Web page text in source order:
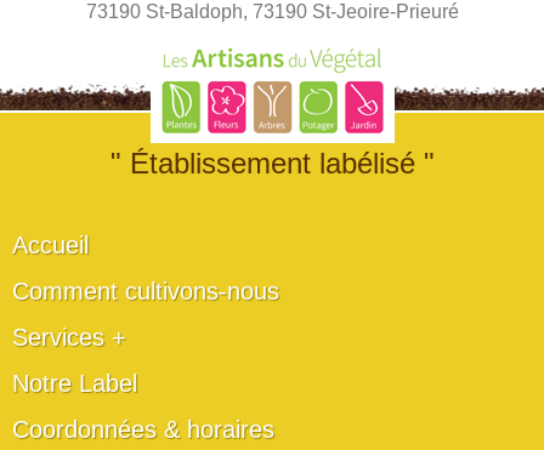
73190 St-Baldoph, 73190 St-Jeoire-Prieuré
" Établissement labélisé "
Accueil
Comment cultivons-nous
Services +
Notre Label
Coordonnées & horaires